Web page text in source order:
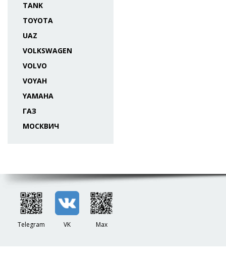
TANK
TOYOTA
UAZ
VOLKSWAGEN
VOLVO
VOYAH
YAMAHA
ГАЗ
МОСКВИЧ
Telegram VK Max